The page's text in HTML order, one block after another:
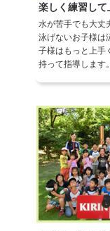
楽しく練習して
水が苦手でも大丈
泳げないお子様は
子様はもっと上手
持って指導します